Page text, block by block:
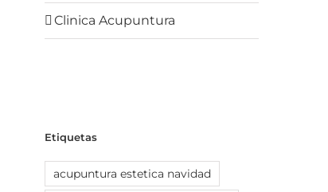
Clinica Acupuntura
Etiquetas
acupuntura estetica navidad